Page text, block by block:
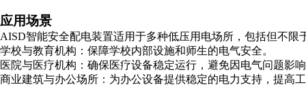
应用场景
AISD智能安全配电装置适用于多种低压用电场所，包括但不限
学校与教育机构：保障学校内部设施和师生的电气安全。
医院与医疗机构：确保医疗设备稳定运行，避免因电气问题影
商业建筑与办公场所：为办公设备提供稳定的电力支持，提高